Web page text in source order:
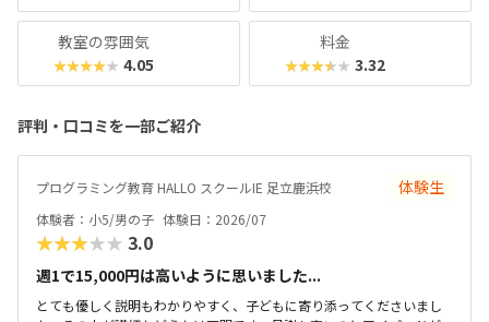
教室の雰囲気
★★★★★ 4.05
料金
★★★★★ 3.32
評判・口コミを一部ご紹介
プログラミング教育 HALLO スクールIE 足立鹿浜校 体験生
体験者：小5/男の子 体験日：2026/07
★★★★★ 3.0
週1で15,000円は高いように思いました...
とても優しく説明もわかりやすく、子どもに寄り添ってくださいまし